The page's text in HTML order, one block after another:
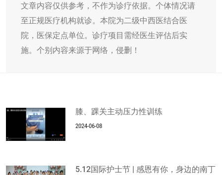
文章内容仅供参考，不作为诊疗依据。个体情况请
至正规医疗机构就诊。本院为二级中西医结合医
院，医保定点单位。诊疗项目需经医生评估后实
施。个别内容来源于网络，侵删！
膝、踝关主动压力性训练
2024-06-08
5.12国际护士节 | 感恩有你，身边的南丁